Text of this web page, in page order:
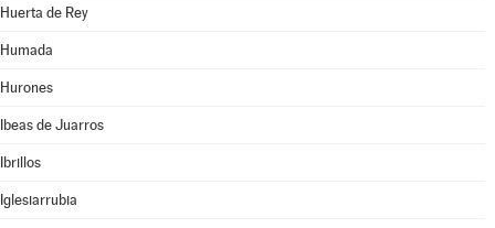
Huerta de Rey
Humada
Hurones
Ibeas de Juarros
Ibrillos
Iglesiarrubia